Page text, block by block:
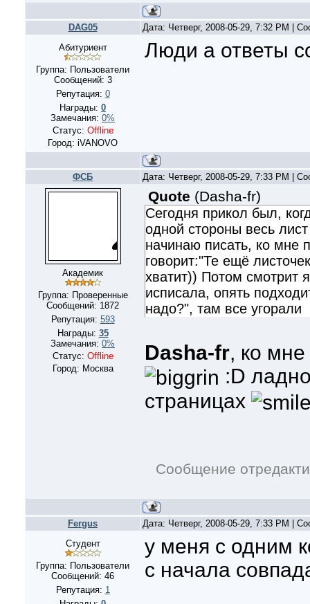
DAG05
Дата: Четверг, 2008-05-29, 7:32 PM |
Абитуриент
Группа: Пользователи
Сообщений: 3
Репутация: 0
Награды: 0
Замечания: 0%
Статус: Offline
Город: iVANOVO
Люди а ответы
ФСБ Дата: Четверг, 2008-05-29, 7:33 PM |
Академик
Группа: Проверенные
Сообщений: 1872
Репутация: 593
Награды: 35
Замечания: 0%
Статус: Offline
Город: Москва
Quote (Dasha-fr)
Сегодня прикол был,
одной стороны весь
начинаю писать, ко мне
говорит:"Те ещё
хватит)) Потом смотрит
исписала, опять
надо?", там все угорали
Dasha-fr, ко мне
:D
страницах
Сообщение
Fergus
Дата: Четверг, 2008-05-29, 7:33 PM |
Студент
Группа: Пользователи
Сообщений: 46
Репутация: 1
у меня с одним
с начала